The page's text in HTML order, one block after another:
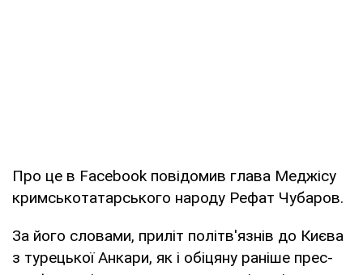
Про це в Facebook повідомив глава Меджісу
кримськотатарського народу Рефат Чубаров.
За його словами, приліт політв'язнів до Києва
з турецької Анкари, як і обіцяну раніше прес-